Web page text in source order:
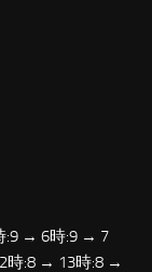
:9 → 6時:9 → 7
時:8 → 13時:8 →